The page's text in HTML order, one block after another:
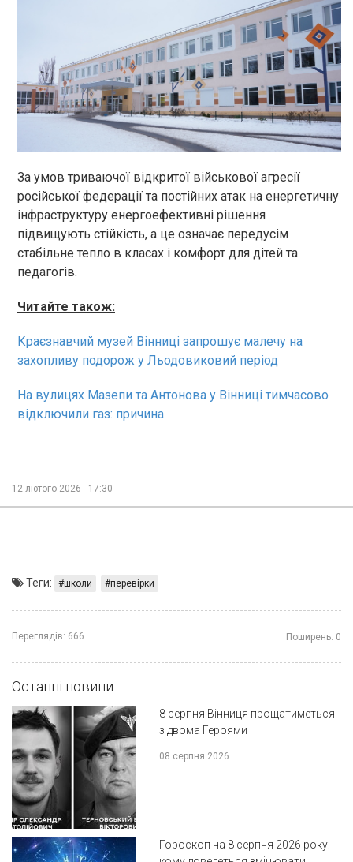
За умов триваючої відкритої військової агресії
російської федерації та постійних атак на енергетичну
інфраструктуру енергоефективні рішення
підвищують стійкість, а це означає передусім
стабільне тепло в класах і комфорт для дітей та
педагогів.
Читайте також:
Краєзнавчий музей Вінниці запрошує малечу на
захопливу подорож у Льодовиковий період
На вулицях Мазепи та Антонова у Вінниці тимчасово
відключили газ: причина
12 лютого 2026 - 17:30
Теги: школи перевірки
Переглядів: 666 Поширень: 0
Останні новини
8 серпня Вінниця прощатиметься
з двома Героями
08 серпня 2026
Гороскоп на 8 серпня 2026 року: